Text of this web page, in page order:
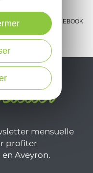
FACEBOOK
mensuelle
profiter
Aveyron.